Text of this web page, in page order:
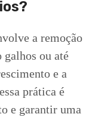
a remoção
galhos ou até
e a
prática é
e garantir uma